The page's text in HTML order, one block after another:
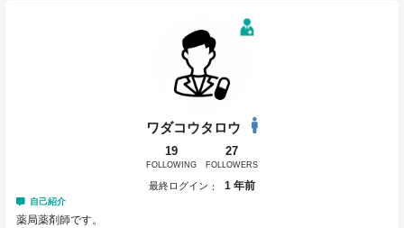
ワダコウタロウ
19
FOLLOWING
27
FOLLOWERS
最終ログイン 1 年前
自己紹介
薬局薬剤師です。